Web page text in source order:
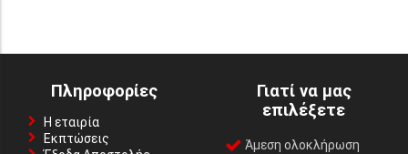
Πληροφορίες
Η εταιρία
Εκπτώσεις
Γιατί να μας
επιλέξετε
Άμεση ολοκλήρωση